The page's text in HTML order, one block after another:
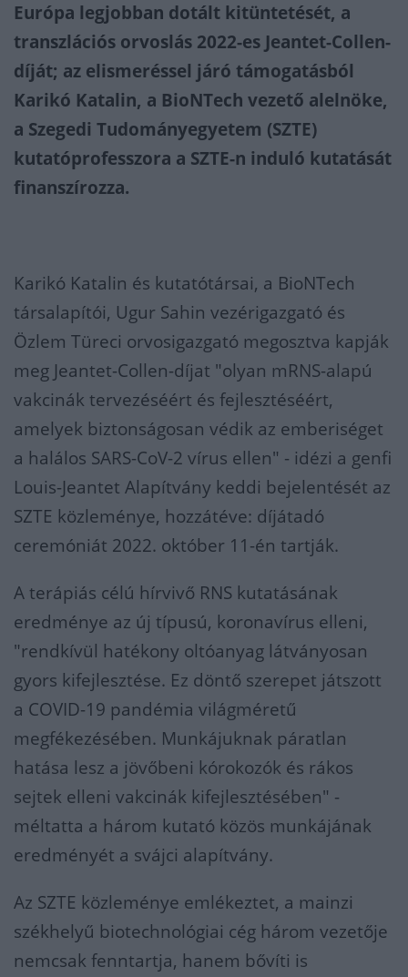
Európa legjobban dotált kitüntetését, a
transzlációs orvoslás 2022-es Jeantet-Collen-
díját; az elismeréssel járó támogatásból
Karikó Katalin, a BioNTech vezető alelnöke,
a Szegedi Tudományegyetem (SZTE)
kutatóprofesszora a SZTE-n induló kutatását
finanszírozza.
Karikó Katalin és kutatótársai, a BioNTech
társalapítói, Ugur Sahin vezérigazgató és
Özlem Türeci orvosigazgató megosztva kapják
meg Jeantet-Collen-díjat "olyan mRNS-alapú
vakcinák tervezéséért és fejlesztéséért,
amelyek biztonságosan védik az emberiséget
a halálos SARS-CoV-2 vírus ellen" - idézi a genfi
Louis-Jeantet Alapítvány keddi bejelentését az
SZTE közleménye, hozzátéve: díjátadó
ceremóniát 2022. október 11-én tartják.
A terápiás célú hírvivő RNS kutatásának
eredménye az új típusú, koronavírus elleni,
"rendkívül hatékony oltóanyag látványosan
gyors kifejlesztése. Ez döntő szerepet játszott
a COVID-19 pandémia világméretű
megfékezésében. Munkájuknak páratlan
hatása lesz a jövőbeni kórokozók és rákos
sejtek elleni vakcinák kifejlesztésében" -
méltatta a három kutató közös munkájának
eredményét a svájci alapítvány.
Az SZTE közleménye emlékeztet, a mainzi
székhelyű biotechnológiai cég három vezetője
nemcsak fenntartja, hanem bővíti is